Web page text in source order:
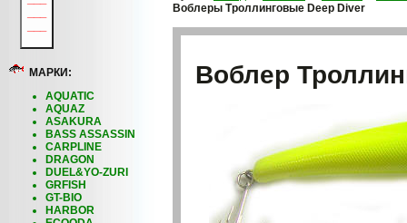
МАРКИ:
AQUATIC
AQUAZ
ASAKURA
BASS ASSASSIN
CARPLINE
DRAGON
DUEL&YO-ZURI
GRFISH
GT-BIO
HARBOR
Воблеры Троллинговые Deep Diver
Воблер